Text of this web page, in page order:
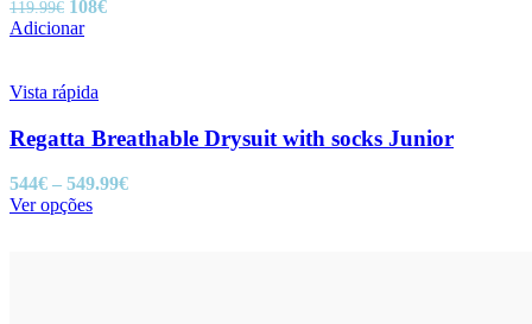
119.99€ O
preço
119.99€.
108€O
Adicionar
Vista rápida
Regatta Breathable Drysuit with socks Junior
544€ – 549.99€Price
Ver opçõesThis